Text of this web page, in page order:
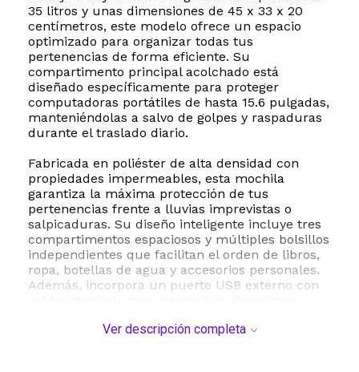
35 litros y unas dimensiones de 45 x 33 x 20
centímetros, este modelo ofrece un espacio
optimizado para organizar todas tus
pertenencias de forma eficiente. Su
compartimento principal acolchado está
diseñado específicamente para proteger
computadoras portátiles de hasta 15.6 pulgadas,
manteniéndolas a salvo de golpes y raspaduras
durante el traslado diario.
Fabricada en poliéster de alta densidad con
propiedades impermeables, esta mochila
garantiza la máxima protección de tus
pertenencias frente a lluvias imprevistas o
salpicaduras. Su diseño inteligente incluye tres
compartimentos espaciosos y múltiples bolsillos
independientes que facilitan el orden de libros,
ropa, botellas de agua y accesorios personales.
Además, incorpora un puerto USB externo con
con una práctica salida para auriculares.
Ver descripción completa